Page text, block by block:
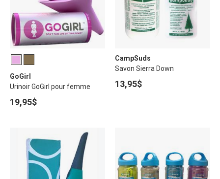
GoGirl
Urinoir GoGirl pour femme
19,95$
CampSuds
Savon Sierra Down
13,95$